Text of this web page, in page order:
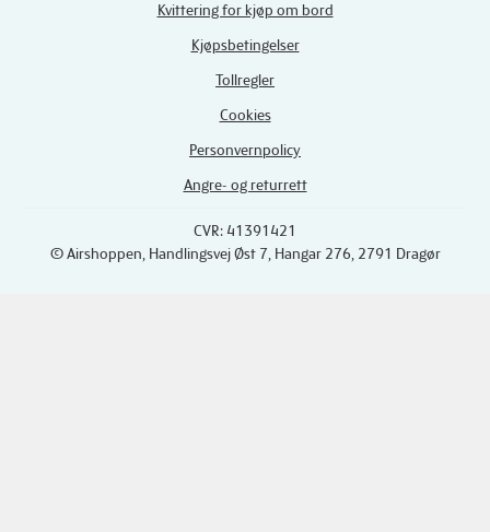
Kvittering for kjøp om bord
Kjøpsbetingelser
Tollregler
Cookies
Personvernpolicy
Angre- og returrett
CVR: 41391421
© Airshoppen , Handlingsvej Øst 7, Hangar 276, 2791 Dragør